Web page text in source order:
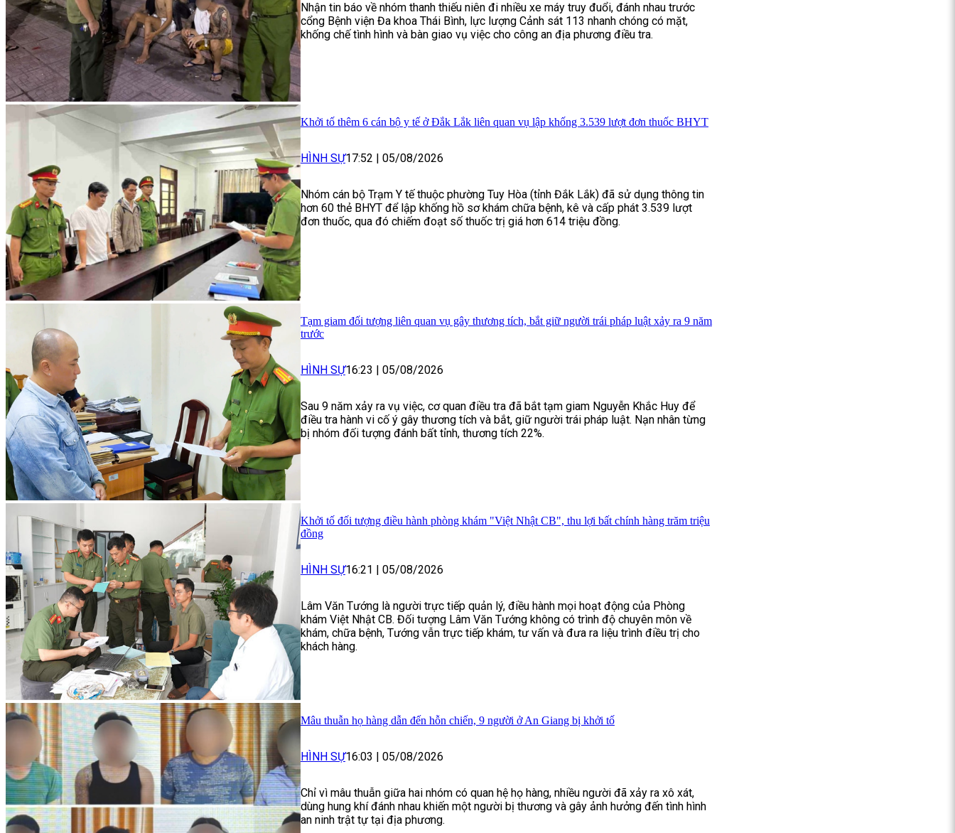
Nhận tin báo về nhóm thanh thiếu niên đi nhiều xe máy truy đuổi, đánh nhau trước
cổng Bệnh viện Đa khoa Thái Bình, lực lượng Cảnh sát 113 nhanh chóng có mặt,
khống chế tình hình và bàn giao vụ việc cho công an địa phương điều tra.
Khởi tố thêm 6 cán bộ y tế ở Đắk Lắk liên quan vụ lập khống 3.539 lượt đơn thuốc BHYT
HÌNH SỰ17:52 | 05/08/2026
Nhóm cán bộ Trạm Y tế thuộc phường Tuy Hòa (tỉnh Đắk Lắk) đã sử dụng thông tin
hơn 60 thẻ BHYT để lập khống hồ sơ khám chữa bệnh, kê và cấp phát 3.539 lượt
đơn thuốc, qua đó chiếm đoạt số thuốc trị giá hơn 614 triệu đồng.
Tạm giam đối tượng liên quan vụ gây thương tích, bắt giữ người trái pháp luật xảy ra 9 năm
trước
HÌNH SỰ16:23 05/08/2026
Sau 9 năm xảy ra vụ việc, cơ quan điều tra đã bắt tạm giam Nguyễn Khắc Huy để
điều tra hành vi cố ý gây thương tích và bắt, giữ người trái pháp luật. Nạn nhân từng
bị nhóm đối tượng đánh bất tỉnh, thương tích 22%.
Khởi tố đối tượng điều hành phòng khám "Việt Nhật CB", thu lợi bất chính hàng trăm triệu
đồng
HÌNH SỰ16:21 | 05/08/2026
Lâm Văn Tướng là người trực tiếp quản lý, điều hành mọi hoạt động của Phòng
khám Việt Nhật CB. Đối tượng Lâm Văn Tướng không có trình độ chuyên môn về
khám, chữa bệnh, Tướng vẫn trực tiếp khám, tư vấn và đưa ra liệu trình điều trị cho
khách hàng.
Mâu thuẫn họ hàng dẫn đến hỗn chiến, 9 người ở An Giang bị khởi tố
HÌNH SỰ16:03 | 05/08/2026
Chỉ vì mâu thuẫn giữa hai nhóm có quan hệ họ hàng, nhiều người đã xảy ra xô xát,
dùng hung khí đánh nhau khiến một người bị thương và gây ảnh hưởng đến tình hình
an ninh trật tự tại địa phương.